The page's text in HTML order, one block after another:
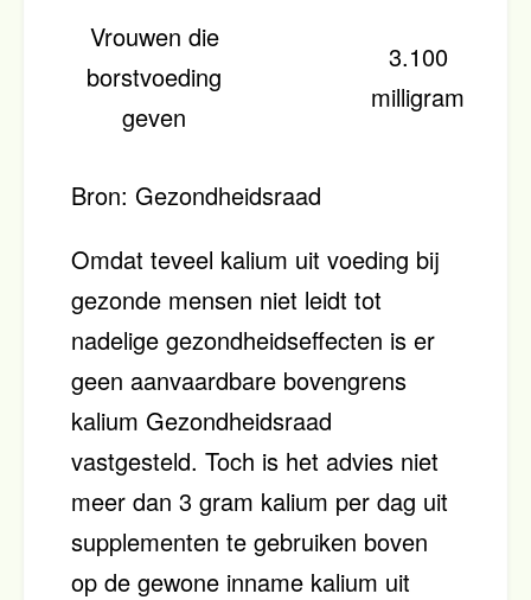
Vrouwen die
borstvoeding
geven
3.100
milligram
Bron: Gezondheidsraad
Omdat teveel kalium uit voeding bij
gezonde mensen niet leidt tot
nadelige gezondheidseffecten is er
geen aanvaardbare bovengrens
kalium Gezondheidsraad
vastgesteld. Toch is het advies niet
meer dan 3 gram kalium per dag uit
supplementen te gebruiken boven
op de gewone inname kalium uit